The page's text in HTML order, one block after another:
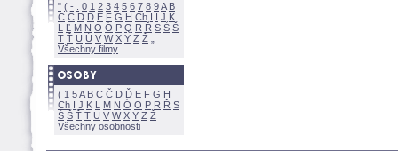
" ( - 0 1 2 3 4 5 6 7 8 9A B
C Č D Ď E F G H Ch I Í J K
L
Ľ M N O Ó P Q R Ř S Ś
T Ť U Ú V W X Y Z
Všechny filmy
( 1 5A B C Č D Ď E F G H
Ch I J K L M N Ó O P R Ř S
Ś
Ť T U V W X Y Z
Všechny osobnosti